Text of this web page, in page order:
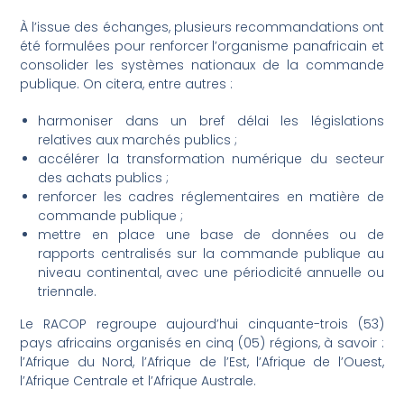
À l’issue des échanges, plusieurs recommandations ont
été formulées pour renforcer l’organisme panafricain et
consolider les systèmes nationaux de la commande
publique. On citera, entre autres :
harmoniser dans un bref délai les législations
relatives aux marchés publics ;
accélérer la transformation numérique du secteur
des achats publics ;
renforcer les cadres réglementaires en matière de
commande publique ;
mettre en place une base de données ou de
rapports centralisés sur la commande publique au
niveau continental, avec une périodicité annuelle ou
triennale.
Le RACOP regroupe aujourd’hui cinquante-trois (53)
pays africains organisés en cinq (05) régions, à savoir :
l’Afrique du Nord, l’Afrique de l’Est, l’Afrique de l’Ouest,
l’Afrique Centrale et l’Afrique Australe.